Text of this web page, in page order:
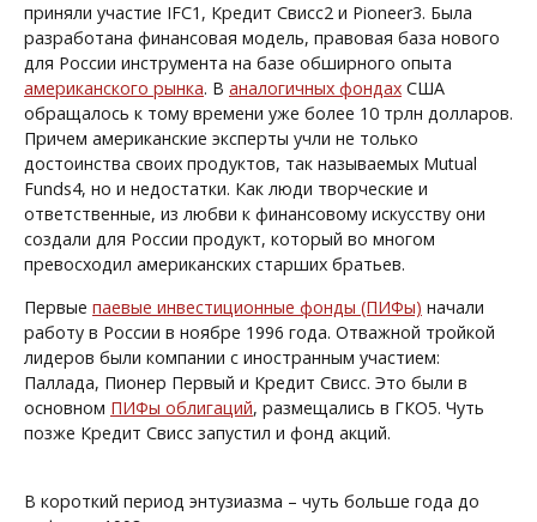
приняли участие IFC1 , Кредит Свисс2 и Pioneer3. Была
разработана финансовая модель, правовая база нового
для России инструмента на базе обширного опыта
американского рынка. В аналогичных фондах США
обращалось к тому времени уже более 10 трлн долларов.
Причем американские эксперты учли не только
достоинства своих продуктов, так называемых Mutual
Funds4, но и недостатки. Как люди творческие и
ответственные, из любви к финансовому искусству они
создали для России продукт, который во многом
превосходил американских старших братьев.
Первые паевые инвестиционные фонды (ПИФы) начали
работу в России в ноябре 1996 года. Отважной тройкой
лидеров были компании с иностранным участием:
Паллада, Пионер Первый и Кредит Свисс. Это были в
основном ПИФы облигаций, размещались в ГКО5. Чуть
позже Кредит Свисс запустил и фонд акций.
В короткий период энтузиазма – чуть больше года до